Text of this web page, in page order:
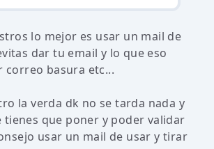
lo mejor es usar un mail de
dar tu email y lo que eso
correo basura etc...
la verda dk no se tarda nada y
tienes que poner y poder validar
usar un mail de usar y tirar